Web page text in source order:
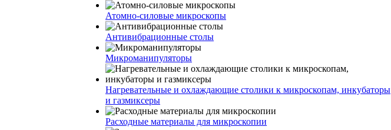
Атомно-силовые микроскопы
Антивибрационные столы
Микроманипуляторы
Нагревательные и охлаждающие столики к микроскопам, инкубаторы
и газмиксеры
Расходные материалы для микроскопии